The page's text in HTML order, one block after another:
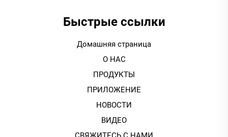
Быстрые ссылки
Домашняя страница
О НАС
ПРОДУКТЫ
ПРИЛОЖЕНИЕ
НОВОСТИ
ВИДЕО